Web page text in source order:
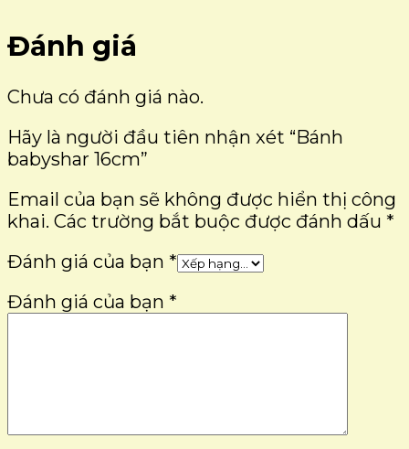
Đánh giá
Chưa có đánh giá nào.
Hãy là người đầu tiên nhận xét “Bánh
babyshar 16cm”
Email của bạn sẽ không được hiển thị công
khai. Các trường bắt buộc được đánh dấu *
Đánh giá của bạn *
Đánh giá của bạn *